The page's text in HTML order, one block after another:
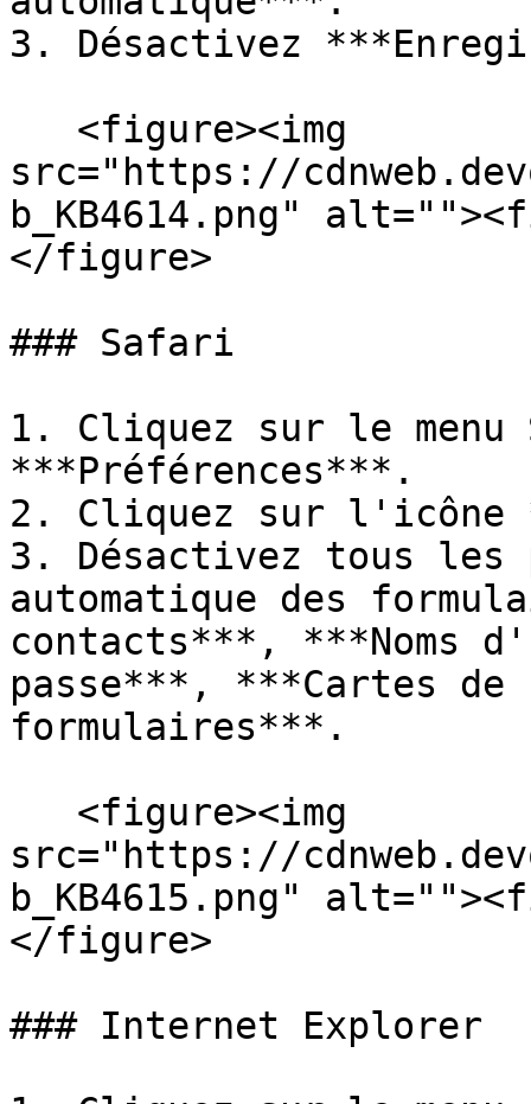
3. Désactivez
src="https://
b_KB4614.png"
</figure>
### Safari
1. Cliquez sur le
***Préférences***.
2. Cliquez sur l'icône
3. Désactivez tous les
automatique des
contacts***, ***Noms
passe***, ***Cartes
formulaires***.
src="https://
b_KB4615.png"
</figure>
### Internet Explorer